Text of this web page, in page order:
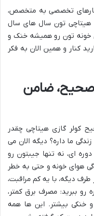
کارهای تخصصی به متخصص،
هیتاچی تون سال های سال
خونه تون رو همیشه خنک و
کنار و همین الان به فکر
صحیح، ضامن
کولر گازی هیتاچی چقدر
ما داره؟ دیگه الان می
ای، نه تنها جیبتون رو
هوای خونه و حتی به خطر
طرف دیگه، با یه کم مراقبت،
رو ببرید: مصرف برق کمتر،
و خنکی بیشتر. این ها همه